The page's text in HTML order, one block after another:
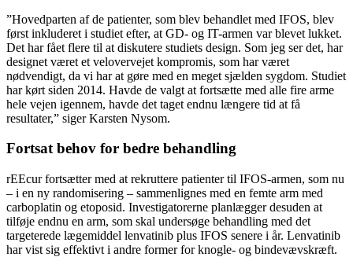
”Hovedparten af de patienter, som blev behandlet med IFOS, blev
først inkluderet i studiet efter, at GD- og IT-armen var blevet lukket.
Det har fået flere til at diskutere studiets design. Som jeg ser det, har
designet været et velovervejet kompromis, som har været
nødvendigt, da vi har at gøre med en meget sjælden sygdom. Studiet
har kørt siden 2014. Havde de valgt at fortsætte med alle fire arme
hele vejen igennem, havde det taget endnu længere tid at få
resultater,” siger Karsten Nysom.
Fortsat behov for bedre behandling
rEEcur fortsætter med at rekruttere patienter til IFOS-armen, som nu
– i en ny randomisering – sammenlignes med en femte arm med
carboplatin og etoposid. Investigatorerne planlægger desuden at
tilføje endnu en arm, som skal undersøge behandling med det
targeterede lægemiddel lenvatinib plus IFOS senere i år. Lenvatinib
har vist sig effektivt i andre former for knogle- og bindevævskræft.